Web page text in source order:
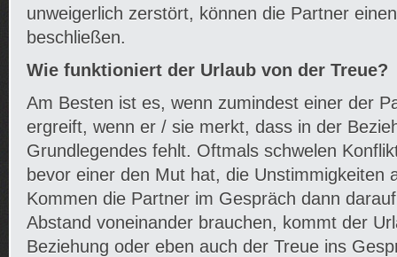
unweigerlich zerstört, können die Partner
beschließen.
Wie funktioniert der Urlaub von der Treue?
Am Besten ist es, wenn zumindest einer der
ergreift, wenn er / sie merkt, dass in der
Grundlegendes fehlt. Oftmals schwelen
bevor einer den Mut hat, die Unstimmigkeiten
Kommen die Partner im Gespräch dann
Abstand voneinander brauchen, kommt der
Beziehung oder eben auch der Treue ins